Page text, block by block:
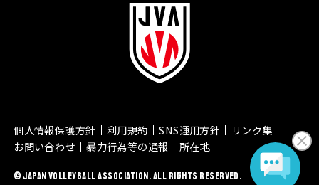
個人情報保護方針 利用規約 SNS運用方針
リンク集
お問い合わせ
暴力行為等の通報 所在地
© JAPAN VOLLEYBALL ASSOCIATION. ALL RIGHTS RESERVED.